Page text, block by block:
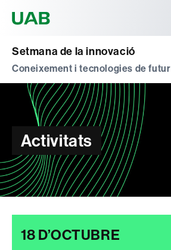
Setmana de la innovació
Coneixement i tecnologies de futur
Activitats
18 D’OCTUBRE